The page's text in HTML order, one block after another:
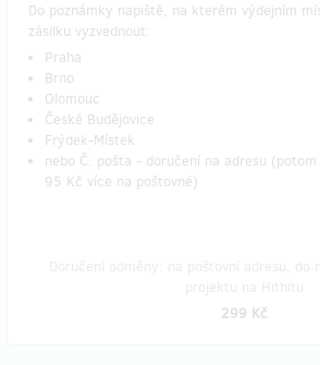
Do poznámky napiště, na kterém výdejním
zásilku vyzvednout:
Praha
Brno
Olomouc
České Budějovice
Frýdek-Místek
nebo Č. pošta - doručení na adresu
95 Kč více na poštovné)
299 Kč